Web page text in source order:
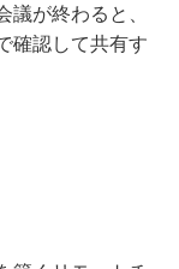
が終わると、
確認して共有す